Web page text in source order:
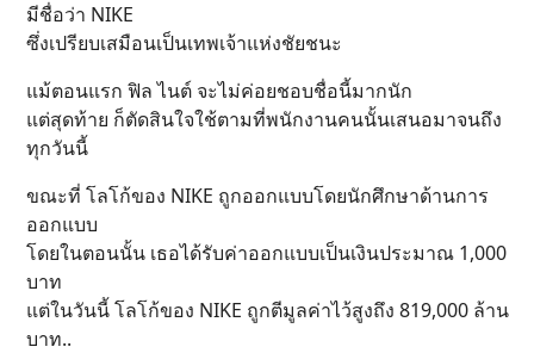
มีชื่อว่า NIKE
ซึ่งเปรียบเสมือนเป็นเทพเจ้าแห่งชัยชนะ
แม้ตอนแรก ฟิล ไนต์ จะไม่ค่อยชอบชื่อนี้มากนัก
แต่สุดท้าย ก็ตัดสินใจใช้ตามที่พนักงานคนนั้นเสนอมาจนถึง
ทุกวันนี้
ขณะที่ โลโก้ของ NIKE ถูกออกแบบโดยนักศึกษาด้านการ
ออกแบบ
โดยในตอนนั้น เธอได้รับค่าออกแบบเป็นเงินประมาณ 1,000
บาท
แต่ในวันนี้ โลโก้ของ NIKE ถูกตีมูลค่าไว้สูงถึง 819,000 ล้าน
บาท..